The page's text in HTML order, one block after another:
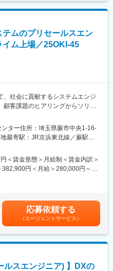
す。
ローチが可能となり、法人のお
ョンを提供できるため、営業の
た、国内市場ではシェア１位を
大すべく海外マーケットへの拡
製品の特長は先輩社員のレクチャ
て展示会や講演で他社の通信機
握。市場動向や技術情報を継続
器ベンダーやコンサルタントと
の認識をそろえ、提案内容を構
提案書を作成し、顧客へプレゼン
も多く、情報収集や論点整理を
す。所属はネットワーク事業の
活動がしやすく、市場理解や顧
ルを高められる環境です。
ータセンターなどの成長市場に携
面で視野が広がります。最新技
中心に経験を積み、技術理解と
は特定市場を担当するチームマネ
ています。新規領域の企画にも挑
スキルを段階的に広げられま
テムのプリセールスエン
ム上場／25OKI-45
、社会に貢献するシステムエンジ
客課題のヒアリングからソリュ
長を実感できる環境が整っていま
ニアを募集します。
トディスプレイ、燃料システム、
がら提案活動を推進します。ま
の技術・製品を組み合わせたソリ
の課題解決に向けた柔軟な対応が
ピュータや周辺インターフェース
営資源の管理やWBS・ガントチャ
。部内外の関係者との連携を通
、チーム全体の成長を支える役
ター住所：埼玉県蕨市中央1-16-
寄駅：JR京浜東北線／蕨駅受
＜賃金形態＞月給制＜賃金内訳＞
円＜月給＞280,000円～
。具体的な金額は、採用選考合格
します。■昇給：年1回（4月）■賞
あくまでも目安の金額であり、選
ります。月給(月額)は固定手当を含
応募依頼する
（エージェントサービス）
ルスエンジニア) 】DXの